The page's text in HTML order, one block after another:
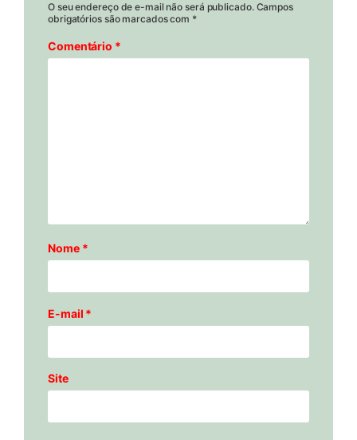
O seu endereço de e-mail não será publicado. Campos
obrigatórios são marcados com *
Comentário *
Nome *
E-mail *
Site